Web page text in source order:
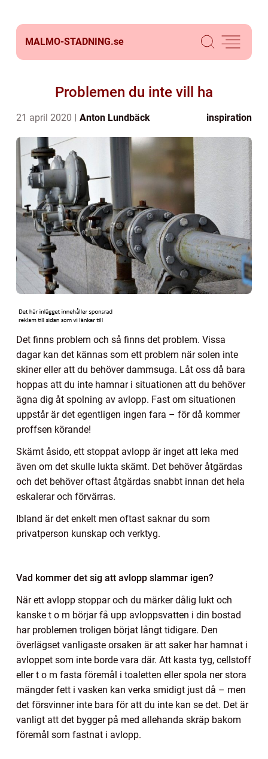
MALMO-STADNING.se
Problemen du inte vill ha
21 april 2020 Anton Lundbäck inspiration
Det finns problem och så finns det problem. Vissa
dagar kan det kännas som ett problem när solen inte
skiner eller att du behöver dammsuga. Låt oss då bara
hoppas att du inte hamnar i situationen att du behöver
ägna dig åt spolning av avlopp. Fast om situationen
uppstår är det egentligen ingen fara – för då kommer
proffsen körande!
Skämt åsido, ett stoppat avlopp är inget att leka med
även om det skulle lukta skämt. Det behöver åtgärdas
och det behöver oftast åtgärdas snabbt innan det hela
eskalerar och förvärras.
Ibland är det enkelt men oftast saknar du som
privatperson kunskap och verktyg.
Vad kommer det sig att avlopp slammar igen?
När ett avlopp stoppar och du märker dålig lukt och
kanske t o m börjar få upp avloppsvatten i din bostad
har problemen troligen börjat långt tidigare. Den
överlägset vanligaste orsaken är att saker har hamnat i
avloppet som inte borde vara där. Att kasta tyg, cellstoff
eller t o m fasta föremål i toaletten eller spola ner stora
mängder fett i vasken kan verka smidigt just då – men
det försvinner inte bara för att du inte kan se det. Det är
vanligt att det bygger på med allehanda skräp bakom
föremål som fastnat i avlopp.